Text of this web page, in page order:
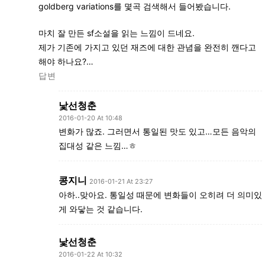
goldberg variations를 몇곡 검색해서 들어봤습니다.
마치 잘 만든 sf소설을 읽는 느낌이 드네요.
제가 기존에 가지고 있던 재즈에 대한 관념을 완전히 깬다고
해야 하나요?…
답변
낯선청춘
2016-01-20 At 10:48
변화가 많죠. 그러면서 통일된 맛도 있고…모든 음악의
집대성 같은 느낌…ㅎ
콩지니 2016-01-21 At 23:27
아하..맞아요. 통일성 때문에 변화들이 오히려 더 의미있
게 와닿는 것 같습니다.
낯선청춘
2016-01-22 At 10:32